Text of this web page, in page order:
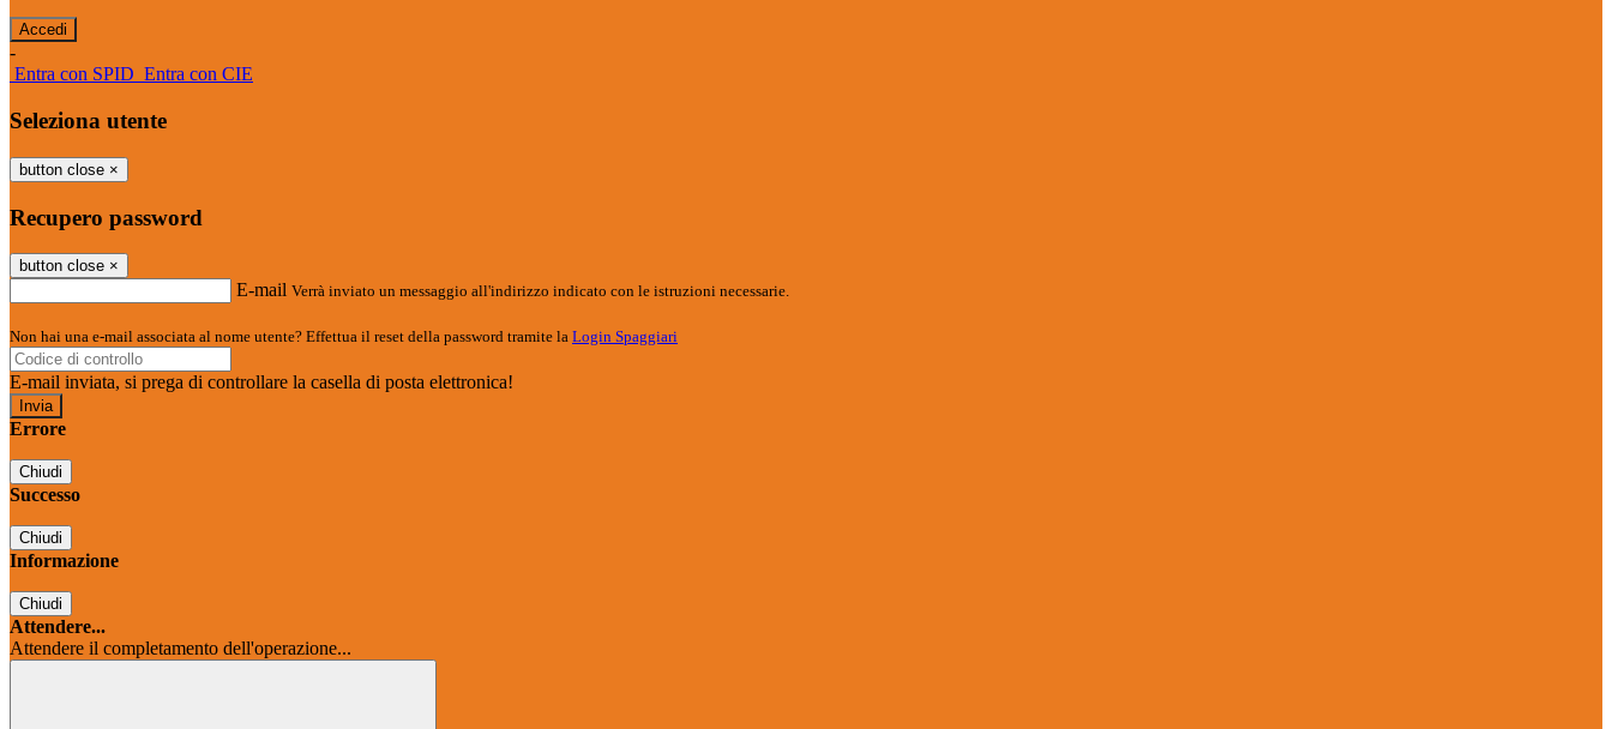
-
Entra con SPID Entra con CIE
Seleziona utente
button close ×
Recupero password
button close ×
E-mail Verrà inviato un messaggio all'indirizzo indicato con le istruzioni necessarie.
Non hai una e-mail associata al nome utente? Effettua il reset della password tramite la Login Spaggiari
E-mail inviata, si prega di controllare la casella di posta elettronica!
Errore
Chiudi
Successo
Chiudi
Informazione
Chiudi
Attendere...
Attendere il completamento dell'operazione...